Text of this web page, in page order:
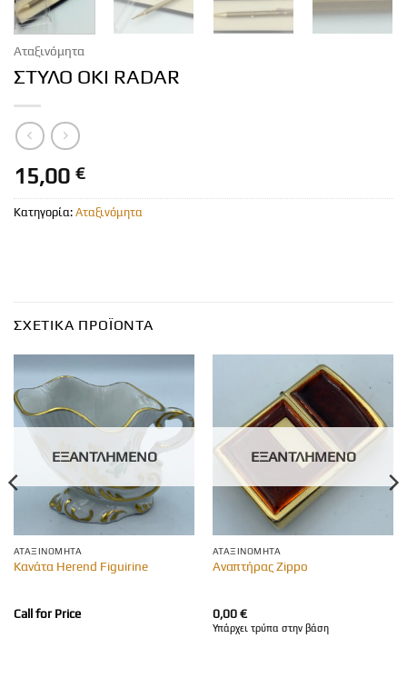
Αταξινόμητα
ΣΤΥΛΟ OKI RADAR
15,00 €
Κατηγορία: Αταξινόμητα
ΣΧΕΤΙΚΆ ΠΡΟΪΌΝΤΑ
ΕΞΑΝΤΛΗΜΈΝΟ
ΑΤΑΞΙΝΌΜΗΤΑ
Κανάτα Herend Figuirine
Call for Price
ΕΞΑΝΤΛΗΜΈΝΟ
ΑΤΑΞΙΝΌΜΗΤΑ
Αναπτήρας Zippo
0,00€
Υπάρχει τρύπα στην βάση